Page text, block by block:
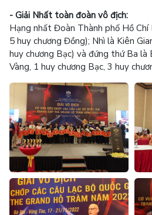
- Giải Nhất toàn đoàn vô địch:
Hạng nhất Đoàn Thành phố Hồ Chí
5 huy chương Đồng); Nhì là Kiên
huy chương Bạc) và đứng thứ Ba là
Vàng, 1 huy chương Bạc, 3 huy